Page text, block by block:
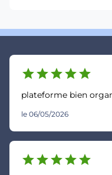
starstarstarstarstar
plateforme bien
le 06/05/2026
starstarstarstarstar